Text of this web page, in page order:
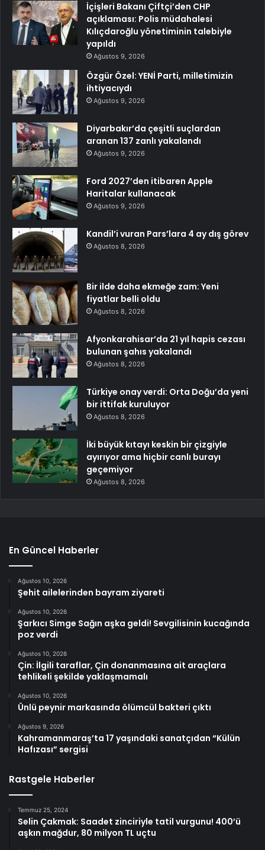
İçişleri Bakanı Çiftçi’den CHP
açıklaması: Polis müdahalesi
Kılıçdaroğlu yönetiminin talebiyle
yapıldı
Ağustos 9, 2026
Özgür Özel: YENİ Parti, milletimizin
ihtiyacıydı
Ağustos 9, 2026
Diyarbakır’da çeşitli suçlardan
aranan 137 zanlı yakalandı
Ağustos 9, 2026
Ford 2027’den itibaren Apple
Haritalar kullanacak
Ağustos 9, 2026
Kandil’i vuran Pars’lara 4 ay dış görev
Ağustos 8, 2026
Bir ilde daha ekmeğe zam: Yeni
fiyatlar belli oldu
Ağustos 8, 2026
Afyonkarahisar’da 21 yıl hapis cezası
bulunan şahıs yakalandı
Ağustos 8, 2026
Türkiye onay verdi: Orta Doğu’da yeni
bir ittifak kuruluyor
Ağustos 8, 2026
İki büyük kıtayı keskin bir çizgiyle
ayırıyor ama hiçbir canlı burayı
geçemiyor
Ağustos 8, 2026
En Güncel Haberler
Ağustos 10, 2026
Şehit ailelerinden bayram ziyareti
Ağustos 10, 2026
Şarkıcı Simge Sağın aşka geldi! Sevgilisinin kucağında
poz verdi
Ağustos 10, 2026
Çin: İlgili taraflar, Çin donanmasına ait araçlara
tehlikeli şekilde yaklaşmamalı
Ağustos 10, 2026
Ünlü peynir markasında ölümcül bakteri çıktı
Ağustos 9, 2026
Kahramanmaraş’ta 17 yaşındaki sanatçıdan “Külün
Hafızası” sergisi
Rastgele Haberler
Temmuz 25, 2024
Selin Çakmak: Saadet zinciriyle tatil vurgunu! 400’ü
aşkın mağdur, 80 milyon TL uçtu